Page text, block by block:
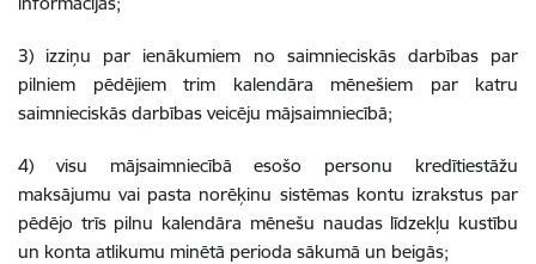
3) izziņu par ienākumiem no saimnieciskās darbībaspar
pilniem pēdējiem trim kalendāra mēnešiem par katru
saimnieciskās darbības veicēju mājsaimniecībā;
4) visu mājsaimniecībā esošo personu kredītiestāžu
maksājumu vai pasta norēķinu sistēmas kontu izrakstus par
pēdējo trīs pilnu kalendāra mēnešu naudas līdzekļu kustību
un konta atlikumu minētā perioda sākumā un beigās;